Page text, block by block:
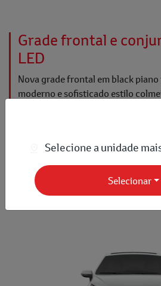
Grade frontal e
LED
Nova grade frontal em black
moderno e sofisticado estilo
dianteiro e traseiro full LED com
❮ 1/4
Selecione a unidade
Selecionar